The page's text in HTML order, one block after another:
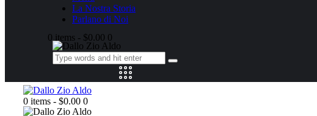
La Nostra Storia
Parlano di Noi
0 items - $0.00 0
0 items - $0.00 0